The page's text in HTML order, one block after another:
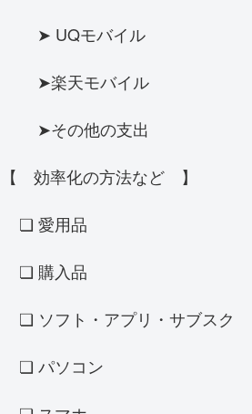
➤ UQモバイル
➤楽天モバイル
➤その他の支出
【 効率化の方法など 】
❏ 愛用品
❏ 購入品
❏ ソフト・アプリ・サブスク
❏ パソコン